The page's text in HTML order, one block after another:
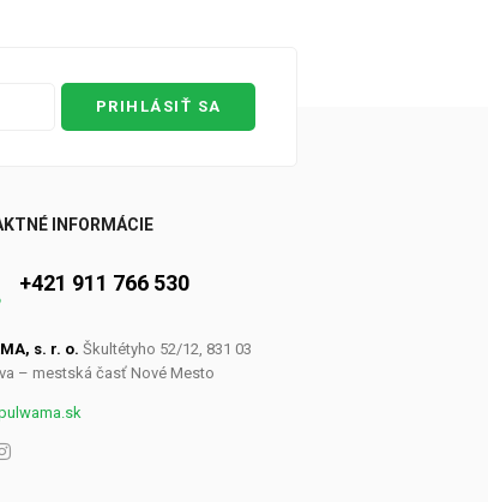
PRIHLÁSIŤ SA
INFORMÁCIE
+421 911 766 530
s. r. o. Škultétyho 52/12, 831 03
– mestská časť Nové Mesto